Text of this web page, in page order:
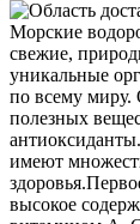
Морские
свежие,
уникальные
по всему миру.
полезных
имеют
здоровья.
высокое